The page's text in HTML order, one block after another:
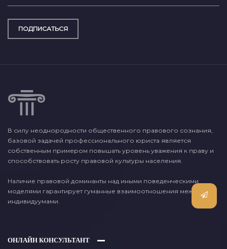
ПОДПИСАТЬСЯ
В силу неоднородности общественного правового сознания,
базовой задачей профессионального юриста является
собственным примером повышать уровень уважения к праву и
способствовать росту правовой культуры населения.
Наличие правовой доминанты над иными поведенческими
моделями гарантирует гуманные взаимоотношения между
индивидуумами.
ОНЛАЙН КОНСУЛЬТАНТ